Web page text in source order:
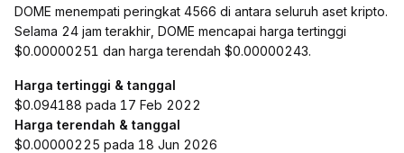
DOME menempati peringkat 4566 di antara seluruh aset kripto.
Selama 24 jam terakhir, DOME mencapai harga tertinggi
$0.00000251 dan harga terendah $0.00000243.
Harga tertinggi & tanggal
$0.094188 pada 17 Feb 2022
Harga terendah & tanggal
$0.00000225 pada 18 Jun 2026